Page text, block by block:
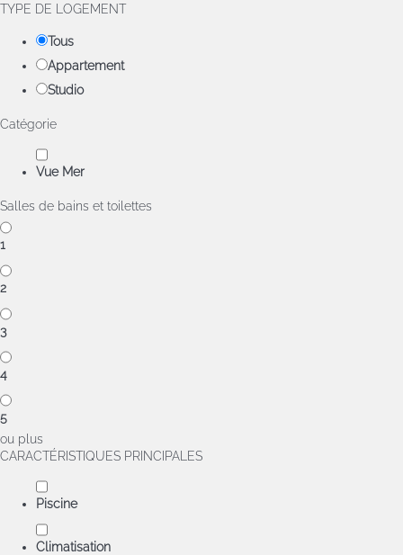
TYPE DE LOGEMENT
Tous
Appartement
Studio
Catégorie
Vue Mer
Salles de bains et toilettes
1
2
3
4
5
ou plus
CARACTÉRISTIQUES PRINCIPALES
Piscine
Climatisation